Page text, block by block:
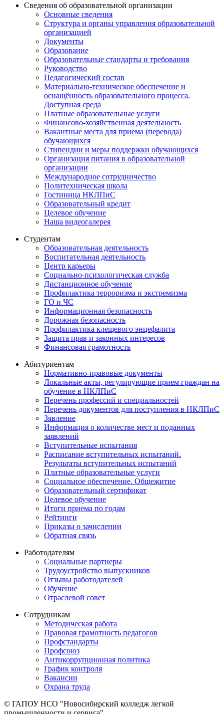
Сведения об образовательной организации
Основные сведения
Структура и органы управления образовательной
организацией
Документы
Образование
Образовательные стандарты и требования
Руководство
Педагогический состав
Материально-техническое обеспечение и
оснащённость образовательного процесса.
Доступная среда
Платные образовательные услуги
Финансово-хозяйственная деятельность
Вакантные места для приема (перевода)
обучающихся
Стипендии и меры поддержки обучающихся
Организация питания в образовательной
организации
Международное сотрудничество
Политехническая школа
Гостиница НКЛПиС
Образовательный кредит
Целевое обучение
Наша видеогалерея
Студентам
Образовательная деятельность
Воспитательная деятельность
Центр карьеры
Социально-психологическая служба
Дистанционное обучение
Профилактика терроризма и экстремизма
ГО и ЧС
Информационная безопасность
Дорожная безопасность
Профилактика клещевого энцефалита
Защита прав и законных интересов
Финансовая грамотность
Абитуриентам
Нормативно-правовые документы
Локальные акты, регулирующие прием граждан на
обучение в НКЛПиС
Перечень профессий и специальностей
Перечень документов для поступления в НКЛПиС
Зявление
Информация о количестве мест и поданных
заявлений
Вступительные испытания
Расписание вступительных испытаний.
Результаты вступительных испытаний
Платные образовательные услуги
Социальное обеспечение. Общежитие
Образовательный сертификат
Целевое обучение
Итоги приема по годам
Рейтинги
Приказы о зачислении
Обратная связь
Работодателям
Социальные партнеры
Трудоустройство выпускников
Отзывы работодателей
Обучение
Отраслевой совет
Сотрудникам
Методическая работа
Правовая грамотность педагогов
Профстандарты
Профсоюз
Антикоррупционная политика
График контроля
Вакансии
Охрана труда
© ГАПОУ НСО "Новосибирский колледж легкой